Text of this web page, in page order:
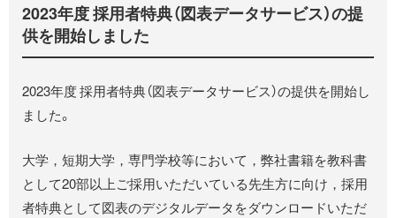
2023年度 採用者特典（図表データサービス）の提
供を開始しました
2023年度 採用者特典（図表データサービス）の提供を開始し
ました。
大学，短期大学，専門学校等において，弊社書籍を教科書
として20部以上ご採用いただいている先生方に向け，採用
者特典として図表のデジタルデータをダウンロードいただ